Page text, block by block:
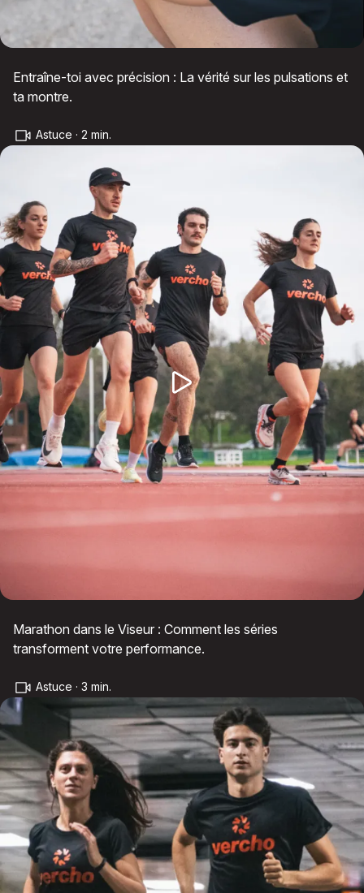
Entraîne-toi avec précision : La vérité sur les pulsations et
ta montre.
Astuce · 2 min.
Marathon dans le Viseur : Comment les séries
transforment votre performance.
Astuce · 3 min.